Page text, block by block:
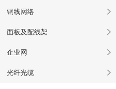
铜线网络
面板及配线架
企业网
光纤光缆